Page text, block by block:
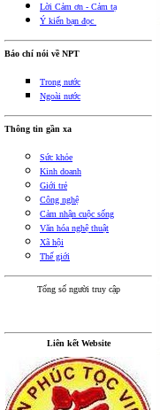
Lời Cảm ơn - Cảm tạ
Ý kiến bạn đọc
Báo chí nói về NPT
Trong nước
Ngoài nước
Thông tin gần xa
Sức khỏe
Kinh doanh
Giới trẻ
Công nghệ
Cảm nhận cuộc sống
Văn hóa nghệ thuật
Xã hội
Thế giới
Tổng số người truy cập
Liên kết Website